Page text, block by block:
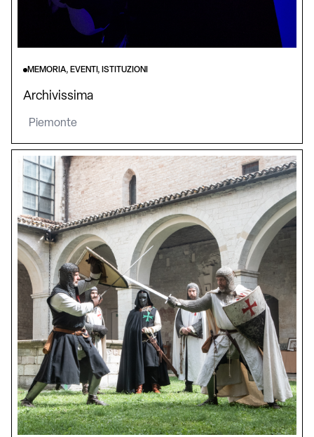
MEMORIA, EVENTI, ISTITUZIONI
Archivissima
Piemonte